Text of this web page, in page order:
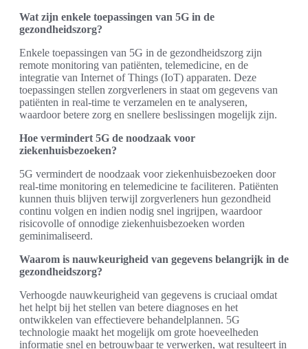
Wat zijn enkele toepassingen van 5G in de
gezondheidszorg?
Enkele toepassingen van 5G in de gezondheidszorg zijn
remote monitoring van patiënten, telemedicine, en de
integratie van Internet of Things (IoT) apparaten. Deze
toepassingen stellen zorgverleners in staat om gegevens van
patiënten in real-time te verzamelen en te analyseren,
waardoor betere zorg en snellere beslissingen mogelijk zijn.
Hoe vermindert 5G de noodzaak voor
ziekenhuisbezoeken?
5G vermindert de noodzaak voor ziekenhuisbezoeken door
real-time monitoring en telemedicine te faciliteren. Patiënten
kunnen thuis blijven terwijl zorgverleners hun gezondheid
continu volgen en indien nodig snel ingrijpen, waardoor
risicovolle of onnodige ziekenhuisbezoeken worden
geminimaliseerd.
Waarom is nauwkeurigheid van gegevens belangrijk in de
gezondheidszorg?
Verhoogde nauwkeurigheid van gegevens is cruciaal omdat
het helpt bij het stellen van betere diagnoses en het
ontwikkelen van effectievere behandelplannen. 5G
technologie maakt het mogelijk om grote hoeveelheden
informatie snel en betrouwbaar te verwerken, wat resulteert in